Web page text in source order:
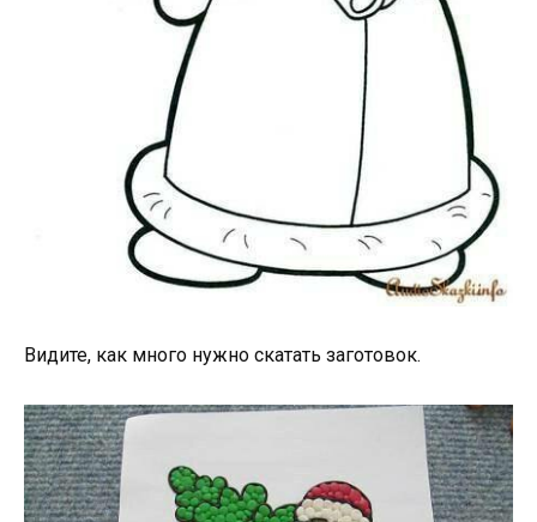
Видите, как много нужно скатать заготовок.